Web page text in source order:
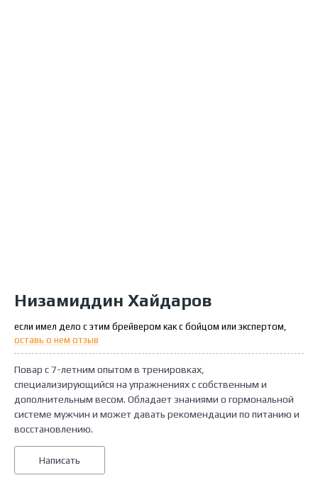
Низамиддин Хайдаров
если имел дело с этим брейвером как с бойцом или экспертом,
оставь о нем отзыв
Повар с 7-летним опытом в тренировках,
специализирующийся на упражнениях с собственным и
дополнительным весом. Обладает знаниями о гормональной
системе мужчин и может давать рекомендации по питанию и
восстановлению.
Написать